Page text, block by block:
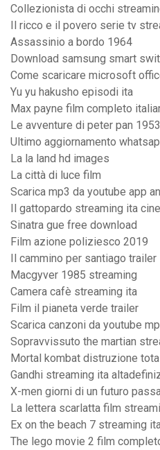
Collezionista di occhi
Il ricco e il povero serie tv
Assassinio a bordo 1964
Download samsung smart
Come scaricare microsoft
Yu yu hakusho episodi ita
Max payne film completo
Le avventure di peter pan
Ultimo aggiornamento
La la land hd images
La città di luce film
Scarica mp3 da youtube app
Il gattopardo streaming ita
Sinatra gue free download
Film azione poliziesco 2019
Il cammino per santiago trailer
Macgyver 1985 streaming
Camera cafè streaming ita
Film il pianeta verde trailer
Scarica canzoni da youtube
Sopravvissuto the martian
Mortal kombat distruzione
Gandhi streaming ita
X-men giorni di un futuro
La lettera scarlatta film
Ex on the beach 7 streaming
The lego movie 2 film